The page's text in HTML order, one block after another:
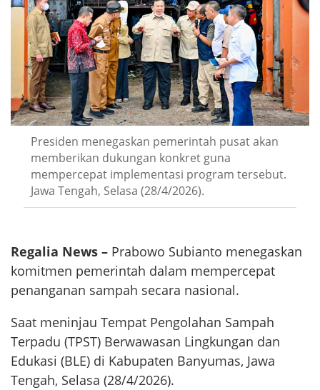
Presiden menegaskan pemerintah pusat akan
memberikan dukungan konkret guna
mempercepat implementasi program tersebut.
Jawa Tengah, Selasa (28/4/2026).
Regalia News – Prabowo Subianto menegaskan
komitmen pemerintah dalam mempercepat
penanganan sampah secara nasional.
Saat meninjau Tempat Pengolahan Sampah
Terpadu (TPST) Berwawasan Lingkungan dan
Edukasi (BLE) di Kabupaten Banyumas, Jawa
Tengah, Selasa (28/4/2026).